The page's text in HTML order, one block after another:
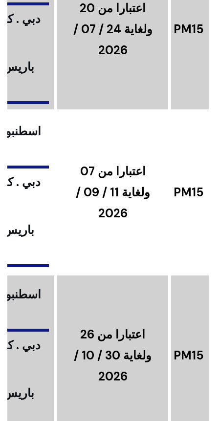
PM15
اعتبارا من 20
ولغاية 24 / 07 /
2026
دبي .
باريس
PM15
اعتبارا من 07
ولغاية 11 / 09 /
2026
دبي .
باريس
PM15
اعتبارا من 26
ولغاية 30 / 10 /
2026
دبي .
باريس